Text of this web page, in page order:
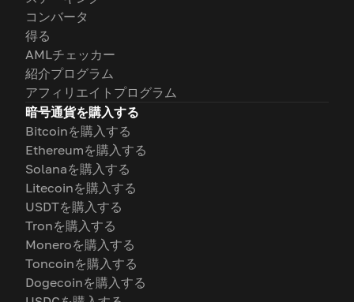
コンバータ
得る
AMLチェッカー
紹介プログラム
アフィリエイトプログラム
暗号通貨を購入する
Bitcoinを購入する
Ethereumを購入する
Solanaを購入する
Litecoinを購入する
USDTを購入する
Tronを購入する
Moneroを購入する
Toncoinを購入する
Dogecoinを購入する